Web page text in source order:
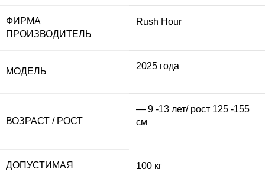
ФИРМА
ПРОИЗВОДИТЕЛЬ
Rush Hour
МОДЕЛЬ
2025 года
ВОЗРАСТ / РОСТ
— 9 -13 лет/ рост 125 -155
см
ДОПУСТИМАЯ
100 кг